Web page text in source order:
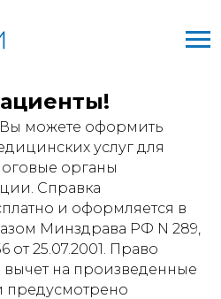
можете оформить
услуг для
органы
Справка
и оформляется в
Минздрава РФ N 289,
25.07.2001. Право
вычет на произведенные
предусмотрено